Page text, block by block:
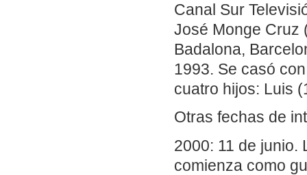
Canal Sur
José Monge Cruz
Badalona,
1993. Se casó
cuatro hijos: Luis
Otras fechas de
2000: 11 de junio.
comienza como